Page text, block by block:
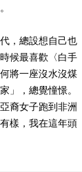
，總設想自己也
候最喜歡〈白手
將一座沒水沒煤
」，總覺憧憬。
裔女子跑到非洲
樣，我在這年頭